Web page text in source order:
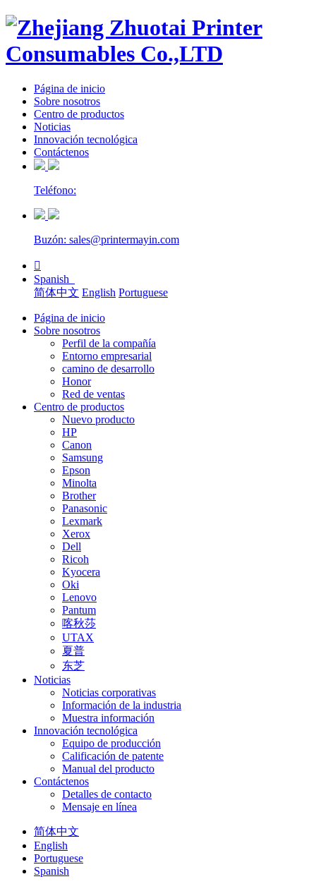
Página de inicio
Sobre nosotros
Centro de productos
Noticias
Innovación tecnológica
Contáctenos
Teléfono:
Buzón: sales@printermayin.com

Spanish
简体中文 English Portuguese
Página de inicio
Sobre nosotros
Perfil de la compañía
Entorno empresarial
camino de desarrollo
Honor
Red de ventas
Centro de productos
Nuevo producto
HP
Canon
Samsung
Epson
Minolta
Brother
Panasonic
Lexmark
Xerox
Dell
Ricoh
Kyocera
Oki
Lenovo
Pantum
喀秋莎
UTAX
夏普
东芝
Noticias
Noticias corporativas
Información de la industria
Muestra información
Innovación tecnológica
Equipo de producción
Calificación de patente
Manual del producto
Contáctenos
Detalles de contacto
Mensaje en línea
简体中文
English
Portuguese
Spanish